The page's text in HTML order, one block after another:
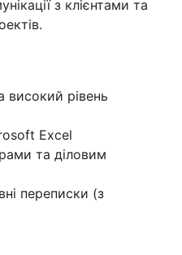
з клієнтами та
високий рівень
Excel
та діловим
переписки (з